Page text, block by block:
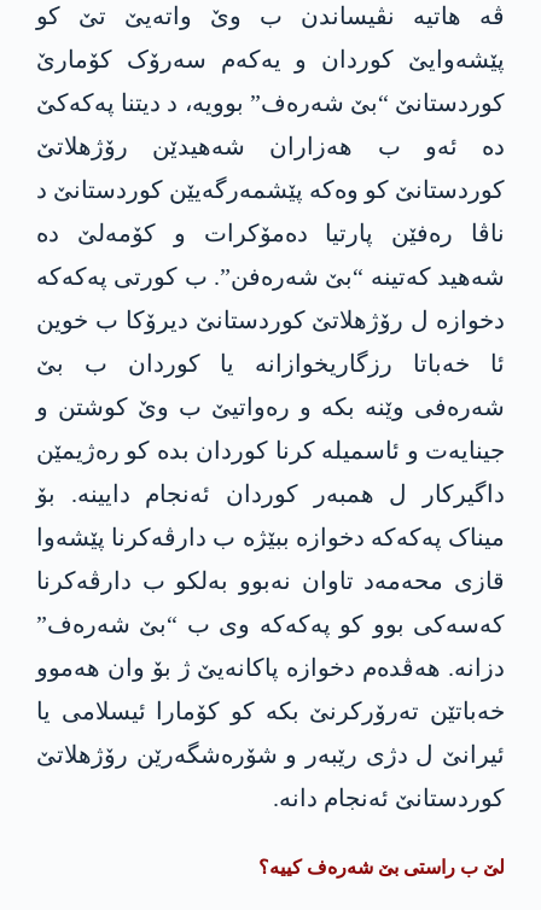
ڤە هاتیە نڤیساندن ب وێ واتەیێ تێ کو
پێشەوایێ کوردان و یەکەم سەرۆک کۆمارێ
کوردستانێ “بێ شەرەف” بوویە، د دیتنا پەکەکێ
دە ئەو ب هەزاران شەهیدێن رۆژهلاتێ
کوردستانێ کو وەکە پێشمەرگەیێن کوردستانێ د
ناڤا رەفێن پارتیا دەمۆکرات و کۆمەلێ دە
شەهید کەتینە “بێ شەرەفن”. ب کورتی پەکەکە
دخوازە ل رۆژهلاتێ کوردستانێ دیرۆکا ب خوین
ئا خەباتا رزگاریخوازانە یا کوردان ب بێ
شەرەفی وێنە بکە و رەواتیێ ب وێ کوشتن و
جینایەت و ئاسمیلە کرنا کوردان بدە کو رەژیمێن
داگیرکار ل همبەر کوردان ئەنجام دایینە. بۆ
میناک پەکەکە دخوازە ببێژە ب دارڤەکرنا پێشەوا
قازی محەمەد تاوان نەبوو بەلکو ب دارڤەکرنا
کەسەکی بوو کو پەکەکە وی ب “بێ شەرەف”
دزانە. هەڤدەم دخوازە پاکانەیێ ژ بۆ وان هەموو
خەباتێن تەرۆرکرنێ بکە کو کۆمارا ئیسلامی یا
ئیرانێ ل دژی رێبەر و شۆرەشگەرێن رۆژهلاتێ
کوردستانێ ئەنجام دانە.
لێ ب راستی بێ شەرەف کییە؟